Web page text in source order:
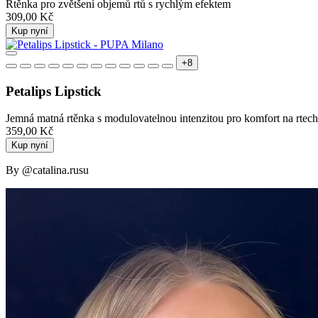
Rtěnka pro zvětšení objemů rtů s rychlým efektem
309,00 Kč
Kup nyní
+8
Petalips Lipstick
Jemná matná rtěnka s modulovatelnou intenzitou pro komfort na
359,00 Kč
Kup nyní
By @catalina.rusu